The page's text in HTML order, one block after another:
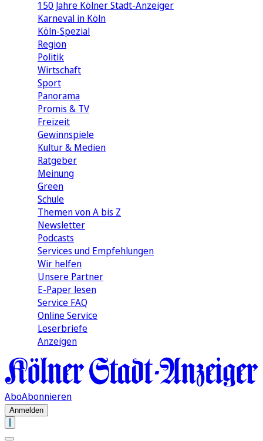
150 Jahre Kölner Stadt-Anzeiger
Karneval in Köln
Köln-Spezial
Region
Politik
Wirtschaft
Sport
Panorama
Promis & TV
Freizeit
Gewinnspiele
Kultur & Medien
Ratgeber
Meinung
Green
Schule
Themen von A bis Z
Newsletter
Podcasts
Services und Empfehlungen
Wir helfen
Unsere Partner
E-Paper lesen
Service FAQ
Online Service
Leserbriefe
Anzeigen
AboAbonnieren
Anmelden